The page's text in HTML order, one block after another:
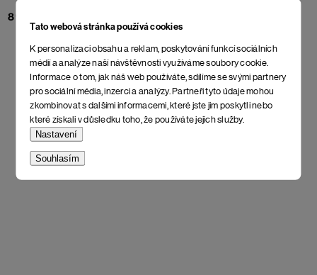
Tato webová stránka používá cookies
K personalizaci obsahu a reklam, poskytování funkcí sociálních
médií a analýze naší návštěvnosti využíváme soubory cookie.
Informace o tom, jak náš web používáte, sdílíme se svými partnery
pro sociální média, inzerci a analýzy. Partneři tyto údaje mohou
zkombinovat s dalšími informacemi, které jste jim poskytli nebo
které získali v důsledku toho, že používáte jejich služby.
Nastavení
Souhlasím
898 Kč